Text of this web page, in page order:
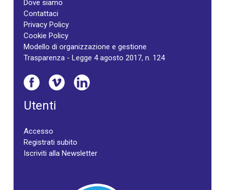
Dove siamo
Contattaci
Privacy Policy
Cookie Policy
Modello di organizzazione e gestione
Trasparenza - Legge 4 agosto 2017, n. 124
Utenti
Accesso
Registrati subito
Iscriviti alla Newsletter